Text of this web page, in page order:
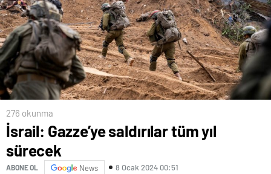
276 okunma
İsrail: Gazze’ye saldırılar tüm yıl
sürecek
ABONE OL News 8 Ocak 2024 00:51